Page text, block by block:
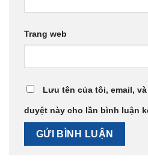
Trang web
Lưu tên của tôi, email,
duyệt này cho lần bình luận